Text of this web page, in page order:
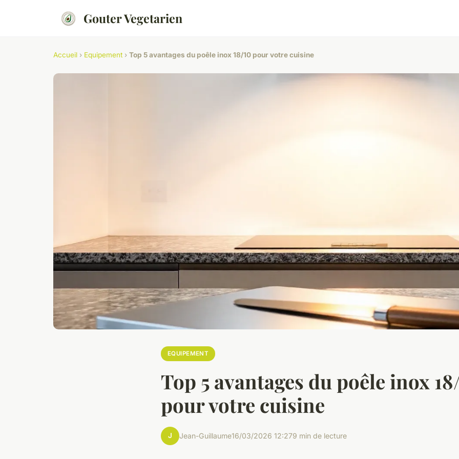
Gouter Vegetarien
Accueil › Equipement › Top 5 avantages du poêle inox 18/10 pour votre cuisine
EQUIPEMENT
Top 5 avantages du poêle inox
pour votre cuisine
J Jean-Guillaume16/03/2026 12:279 min de lecture